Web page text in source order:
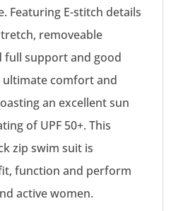
Featuring E-stitch details
removeable
full support and good
ultimate comfort and
an excellent sun
of UPF 50+. This
zip swim suit is
function and perform
active women.